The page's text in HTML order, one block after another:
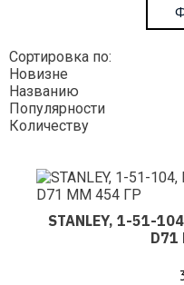
Сортировка по:
Новизне
Названию
Популярности
Количеству
STANLEY, 1-51-